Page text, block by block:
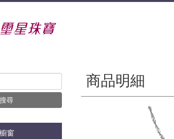
尋
窗
商品明細